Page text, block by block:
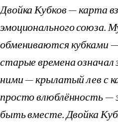
Двойка Кубков — карта
эмоционального союза.
обмениваются кубками
старые времена
ними — крылатый лев с
просто влюблённость —
быть вместе. Двойка